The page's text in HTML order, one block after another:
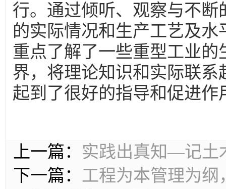
行。通过倾听、观察与不
的实际情况和生产工艺及
重点了解了一些重型工业
界，将理论知识和实际联
起到了很好的指导和促进
上一篇： 实践出真知—记土
下一篇： 工程为本管理为